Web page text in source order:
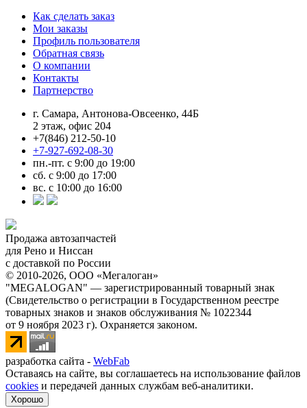
Как сделать заказ
Мои заказы
Профиль пользователя
Обратная связь
О компании
Контакты
Партнерство
г. Самара, Антонова-Овсеенко, 44Б
2 этаж, офис 204
+7(846) 212-50-10
+7-927-692-08-30
пн.-пт. с 9:00 до 19:00
сб. с 9:00 до 17:00
вс. с 10:00 до 16:00
Продажа автозапчастей
для Рено и Ниссан
с доставкой по России
© 2010-2026, ООО «Мегалоган»
"MEGALOGAN" — зарегистрированный товарный знак
(Свидетельство о регистрации в Государственном реестре
товарных знаков и знаков обслуживания № 1022344
от 9 ноября 2023 г). Охраняется законом.
разработка сайта - WebFab
Оставаясь на сайте, вы соглашаетесь на использование файлов
cookies и передачей данных службам веб-аналитики.
Хорошо